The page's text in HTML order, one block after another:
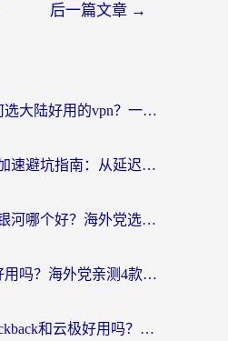
后一篇文章 →
海外党必看：如何选大陆好用的vpn？一篇解决你的回国访问难题
海外党Steam回国加速避坑指南：从延迟卡顿到无缝畅玩，我踩过的坑和最优解
Malus好用吗？和银河哪个好？海外党选回国加速器的避坑指南（附乌克兰玩国内游戏实测）
穿梭和极闪回国好用吗？海外党亲测4款加速器+1个隐藏宝藏
海外党必看：Quickback和云极好用吗？3招教你选对回国加速器（附PC端VPN实测对比）